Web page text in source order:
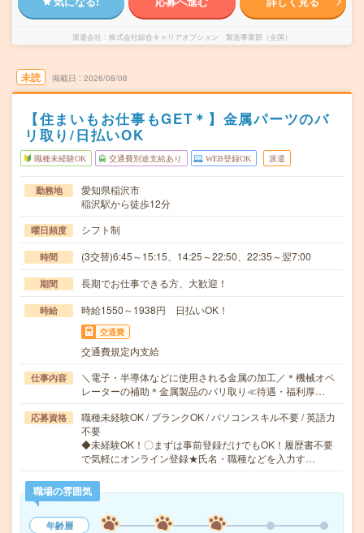
派遣会社 株式会社綜合キャリアオプション 製造事業部（全国）
未読 掲載日 2026/08/08
【住まいもお仕事もGET＊】金属パーツのバ
リ取り/日払いOK
職種未経験OK 交通費別途支給あり WEB登録OK 派遣
勤務地
愛知県稲沢市
稲沢駅から徒歩12分
曜日頻度 シフト制
時間 (3交替)6:45～15:15、14:25～22:50、22:35～翌7:00
期間 長期でお仕事できる方、大歓迎！
時給 時給1550～1938円 日払いOK！
交通費
交通費規定内支給
仕事内容
＼電子・半導体などに使用される金属の加工／＊機械オペ
レーターの補助＊金属製品のバリ取り≪待遇・福利厚…
応募資格
職種未経験OK / ブランクOK / パソコンスキル不要 / 英語力
不要
◆未経験OK！〇まずは事前登録だけでもOK！履歴書不要
で気軽にオンライン登録★氏名・職種などを入力す…
職場の雰囲気
年齢層